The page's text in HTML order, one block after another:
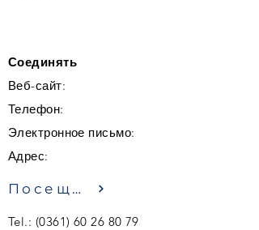
Соединять
Веб-сайт:
Телефон:
Электронное письмо:
Адрес:
Посещение
Tel.: (0361) 60 26 80 79